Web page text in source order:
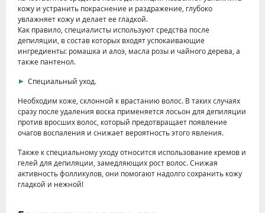
кожу и устранить покраснение и раздражение, глубоко
увлажняет кожу и делает ее гладкой.
Как правило, специалисты используют средства после
депиляции, в состав которых входят успокаивающие
ингредиенты: ромашка и алоэ, масла розы и чайного дерева, а
также пантенол.
Специальный уход.
Необходим коже, склонной к врастанию волос. В таких случаях
сразу после удаления воска применяется лосьон для депиляции
против вросших волос, который предотвращает появление
очагов воспаления и снижает вероятность этого явления.
Также к специальному уходу относится использование кремов и
гелей для депиляции, замедляющих рост волос. Снижая
активность фолликулов, они помогают надолго сохранить кожу
гладкой и нежной!